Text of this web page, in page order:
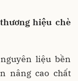
hiệu chè
liệu bền
nâng cao chất